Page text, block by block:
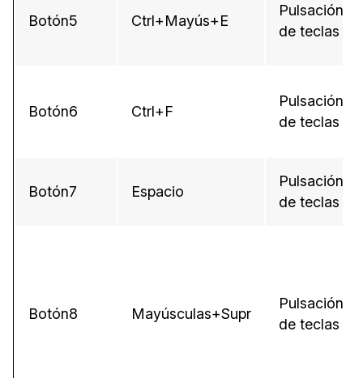
Botón5 Ctrl+Mayús+E
Pulsación
de teclas
Botón6 Ctrl+F
Pulsación
de teclas
Botón7 Espacio
Pulsación
de teclas
Botón8 Mayúsculas+Supr
Pulsación
de teclas